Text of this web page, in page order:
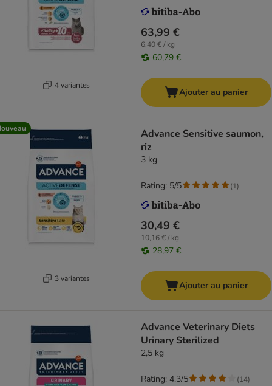
4 variantes
63,99 €
6,40 € / kg
60,79 €
Ajouter au panier
3 variantes
Advance Sensitive saumon,
riz
3 kg
30,49 €
10,16 € / kg
28,97 €
Rating: 5/5 (1)
Ajouter au panier
Advance Veterinary Diets
Urinary Sterilized
2,5 kg
Rating: 4.3/5 (14)